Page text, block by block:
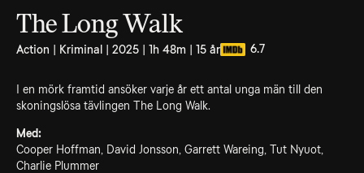
The Long Walk
Action | Kriminal | 2025 | 1h 48m | 15 år 6.7
I en mörk framtid ansöker varje år ett antal unga män till den
skoningslösa tävlingen The Long Walk.
Med:
Cooper Hoffman, David Jonsson, Garrett Wareing, Tut Nyuot,
Charlie Plummer